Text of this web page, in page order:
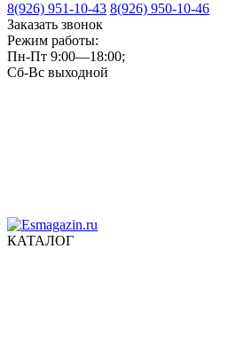
8(926) 951-10-43 8(926) 950-10-46
Заказать звонок
Режим работы:
Пн-Пт 9:00—18:00;
Сб-Вс выходной
КАТАЛОГ